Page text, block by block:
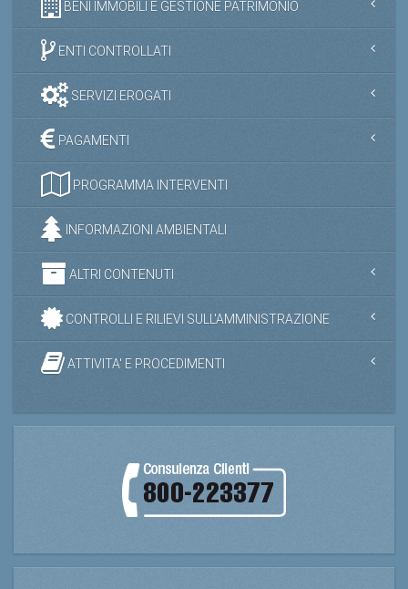
BENI IMMOBILI E GESTIONE PATRIMONIO
ENTI CONTROLLATI
SERVIZI EROGATI
PAGAMENTI
PROGRAMMA INTERVENTI
INFORMAZIONI AMBIENTALI
ALTRI CONTENUTI
CONTROLLI E RILIEVI SULL'AMMINISTRAZIONE
ATTIVITA' E PROCEDIMENTI